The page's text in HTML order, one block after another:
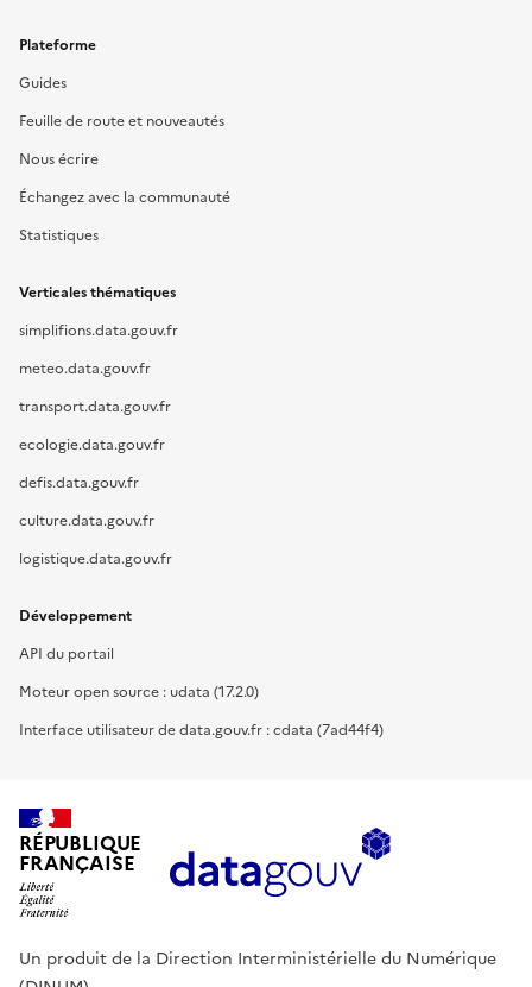
Plateforme
Guides
Feuille de route et nouveautés
Nous écrire
Échangez avec la communauté
Statistiques
Verticales thématiques
simplifions.data.gouv.fr
meteo.data.gouv.fr
transport.data.gouv.fr
ecologie.data.gouv.fr
defis.data.gouv.fr
culture.data.gouv.fr
logistique.data.gouv.fr
Développement
API du portail
Moteur open source : udata (17.2.0)
Interface utilisateur de data.gouv.fr : cdata (7ad44f4)
RÉPUBLIQUE
FRANÇAISE
Un produit de la Direction Interministérielle du Numérique